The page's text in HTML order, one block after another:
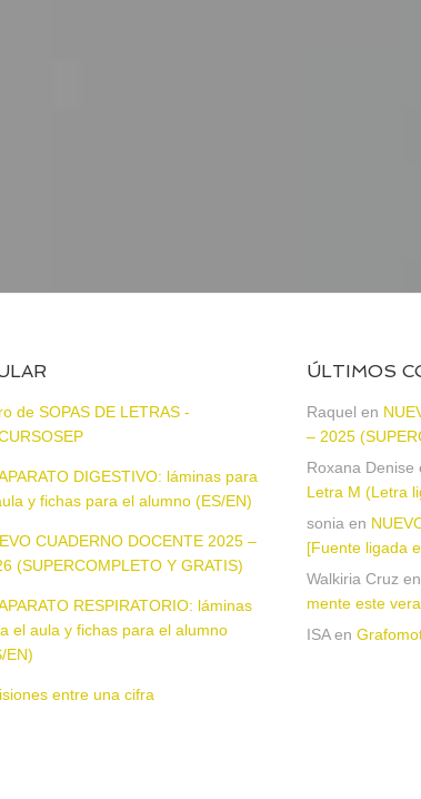
de SOPAS DE LETRAS -
DIGESTIVO: láminas para
y fichas para el alumno (ES/EN)
CUADERNO DOCENTE 2025 –
(SUPERCOMPLETO Y GRATIS)
RESPIRATORIO: láminas
el aula y fichas para el alumno
EN)
entre una cifra
ÚLTIMOS
Raquel en
– 2025
Roxana Denise
Letra M (Letra
sonia en
[Fuente ligada
Walkiria Cruz en
mente este
ISAen